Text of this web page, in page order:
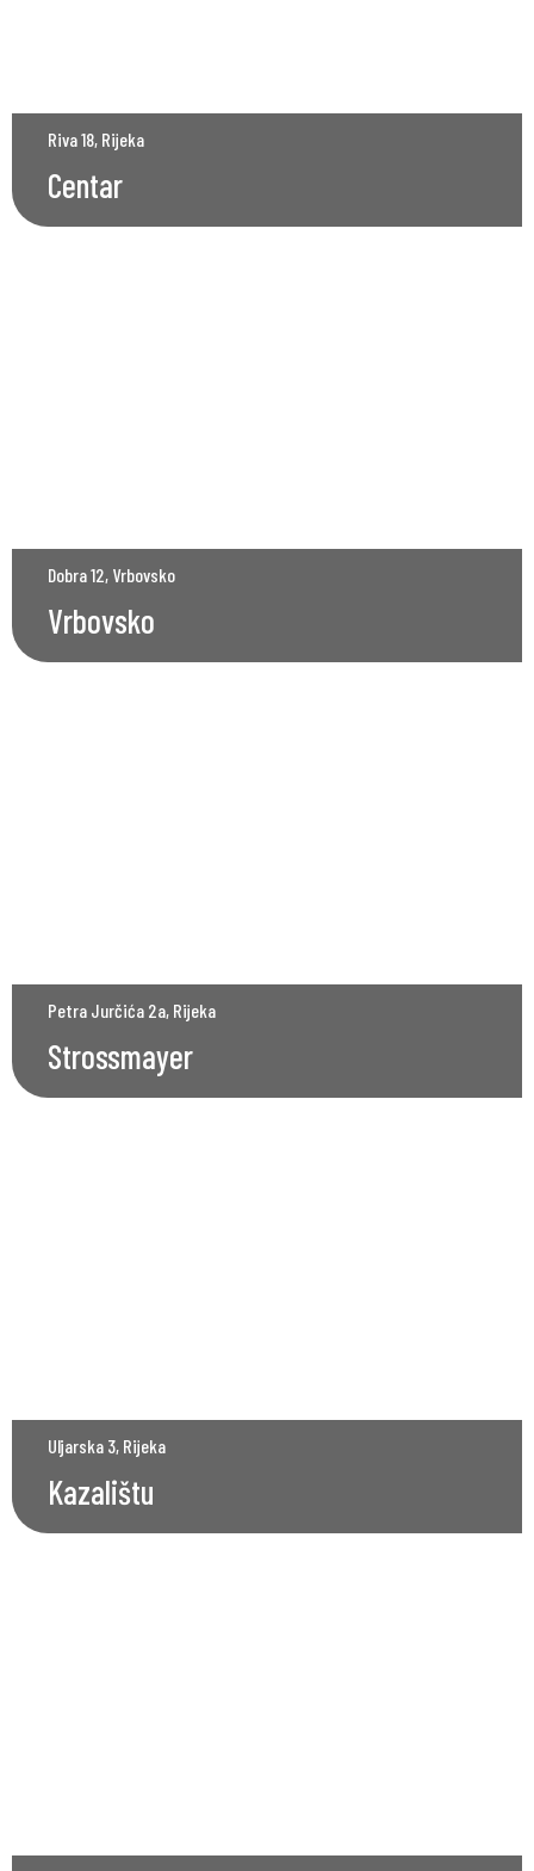
Riva 18, Rijeka
Centar
Dobra 12, Vrbovsko
Vrbovsko
Petra Jurčića 2a, Rijeka
Strossmayer
Uljarska 3, Rijeka
Kazalištu